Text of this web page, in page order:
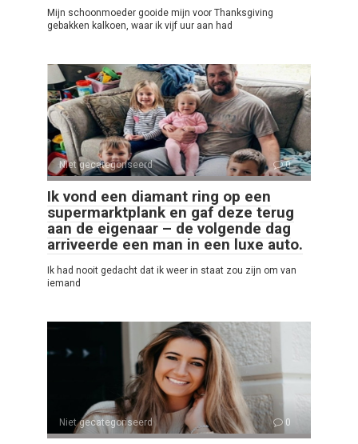
Mijn schoonmoeder gooide mijn voor Thanksgiving
gebakken kalkoen, waar ik vijf uur aan had
Niet gecategoriseerd 0
Ik vond een diamant ring op een
supermarktplank en gaf deze terug
aan de eigenaar – de volgende dag
arriveerde een man in een luxe auto.
Ik had nooit gedacht dat ik weer in staat zou zijn om van
iemand
Niet gecategoriseerd 0